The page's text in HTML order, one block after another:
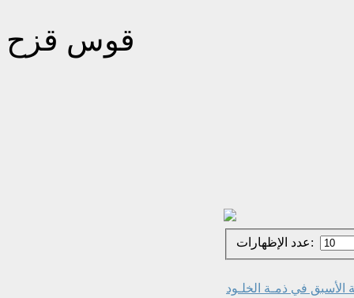
قوس قزح
عدد الإظهارات:
في ذمـة الخلـود